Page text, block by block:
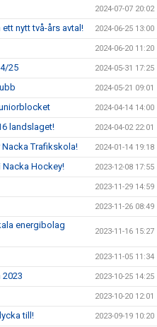
2024-07-07 20:02
nytt två-års avtal! 2024-06-25 13:00
2024-06-20 11:20
25 2024-05-31 17:25
2024-05-21 09:01
2024-04-14 14:00
landslaget! 2024-04-02 22:01
Trafikskola! 2024-01-14 19:18
Hockey! 2023-12-08 17:55
2023-11-29 14:59
2023-11-26 08:49
energibolag
2023-11-16 15:27
2023-11-05 11:34
2023-10-25 14:25
2023-10-20 12:01
till! 2023-09-19 10:20